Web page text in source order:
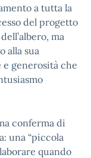
a tutta la
del progetto
ma
alla sua
generosità che
conferma di
una “piccola
quando